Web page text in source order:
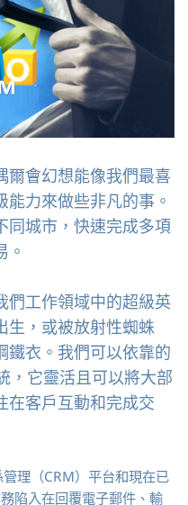
爾會幻想能像我們最喜
力來做些非凡的事。
同城市，快速完成多項
。
們工作領域中的超級英
生，或被放射性蜘蛛
鐵衣。我們可以依靠的
，它靈活且可以將大部
在客戶互動和完成交
理（CRM）平台和現在已
陷入在回覆電子郵件、輸